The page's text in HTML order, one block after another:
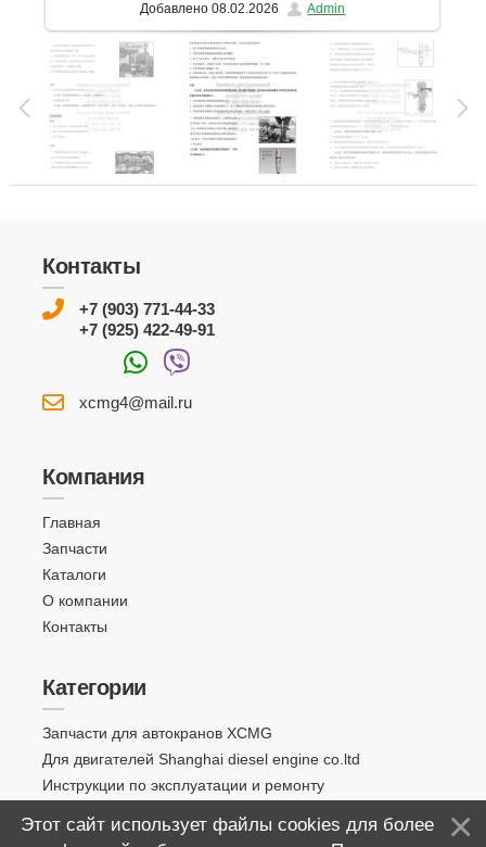
Добавлено 08.02.2026 Admin
Контакты
+7 (903) 771-44-33
+7 (925) 422-49-91
xcmg4@mail.ru
Компания
Главная
Запчасти
Каталоги
О компании
Контакты
Категории
Запчасти для автокранов XCMG
Для двигателей Shanghai diesel engine co.ltd
Инструкции по эксплуатации и ремонту
Этот сайт использует файлы cookies для более